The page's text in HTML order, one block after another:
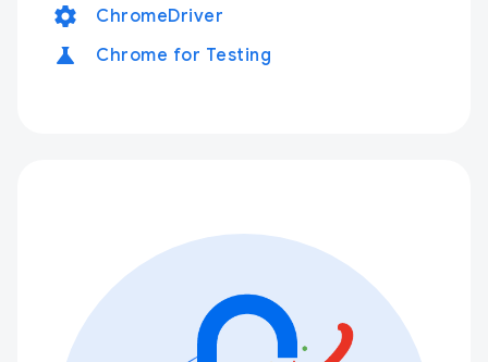
settings ChromeDriver
science Chrome for Testing